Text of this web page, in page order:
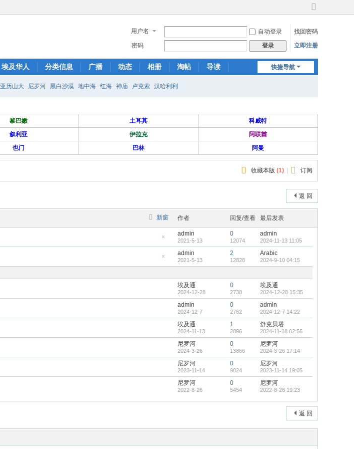
切
到
宽
用户名 自动登录
找回密码
密码
登录 立即注册
快捷导航
埃及华人 分类信息 广播 动态 相册 淘帖
导读
亚历山大 尼罗河 黑白沙漠 地中海 红海 神庙 卢克索 汉哈利利
黎巴嫩 土耳其
科威特
叙利亚 伊拉克
阿联酋
也门 巴林 阿曼
收藏本版 (1) 订阅
返 回
新窗 作者 回复/查看 最后发表
藏
置
帖
admin
2021-5-13
0
12074
admin
2024-11-13 11:05
藏
顶
admin
2021-5-13
2
12828
Arabic
2024-9-10 04:15
埃及通
2024-12-28
0
2738
埃及通
2024-12-28 15:35
admin
2024-12-7
0
2762
admin
2024-12-7 14:22
埃及通
2024-11-13
1
2896
舒克贝塔
2024-11-18 02:56
尼罗河
2024-3-26
0
13866
尼罗河
2024-3-26 17:14
尼罗河
2023-11-14
0
9024
尼罗河
2023-11-14 19:05
尼罗河
2022-8-26
0
5454
尼罗河
2022-8-26 19:23
返 回